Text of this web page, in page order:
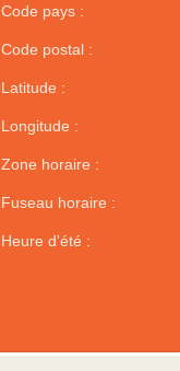
Code pays :
Code postal :
Latitude :
Longitude :
Zone horaire :
Fuseau horaire :
Heure d'été :